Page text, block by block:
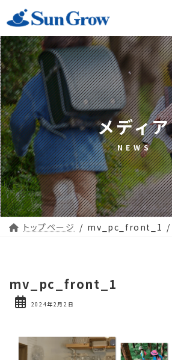
ン
ツ
へ
ス
キ
ッ
プ
ー
シ
ョ
ン
に
移
動
メディア
トップページ mv_pc_front_1
mv_pc_front_1
2024年2月2日